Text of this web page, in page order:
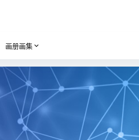
画册画集